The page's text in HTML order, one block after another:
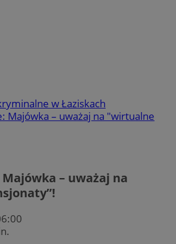
w Łaziskach
Majówka – uważaj na "wirtualne
– uważaj na